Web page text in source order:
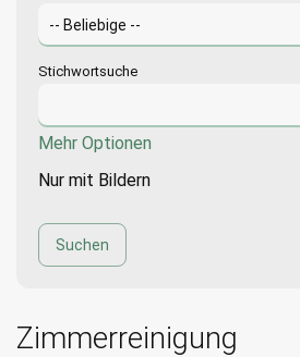
Stichwortsuche
Mehr Optionen
Nur mit Bildern
Zimmerreinigung